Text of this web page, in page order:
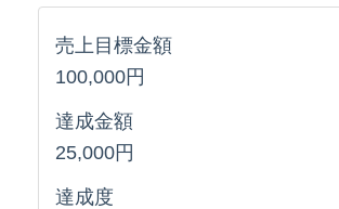
売上目標金額
100,000円
達成金額
25,000円
達成度